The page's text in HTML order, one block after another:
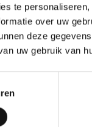
te
over uw
deze
uw gebruik van
Bekijk meer reacties